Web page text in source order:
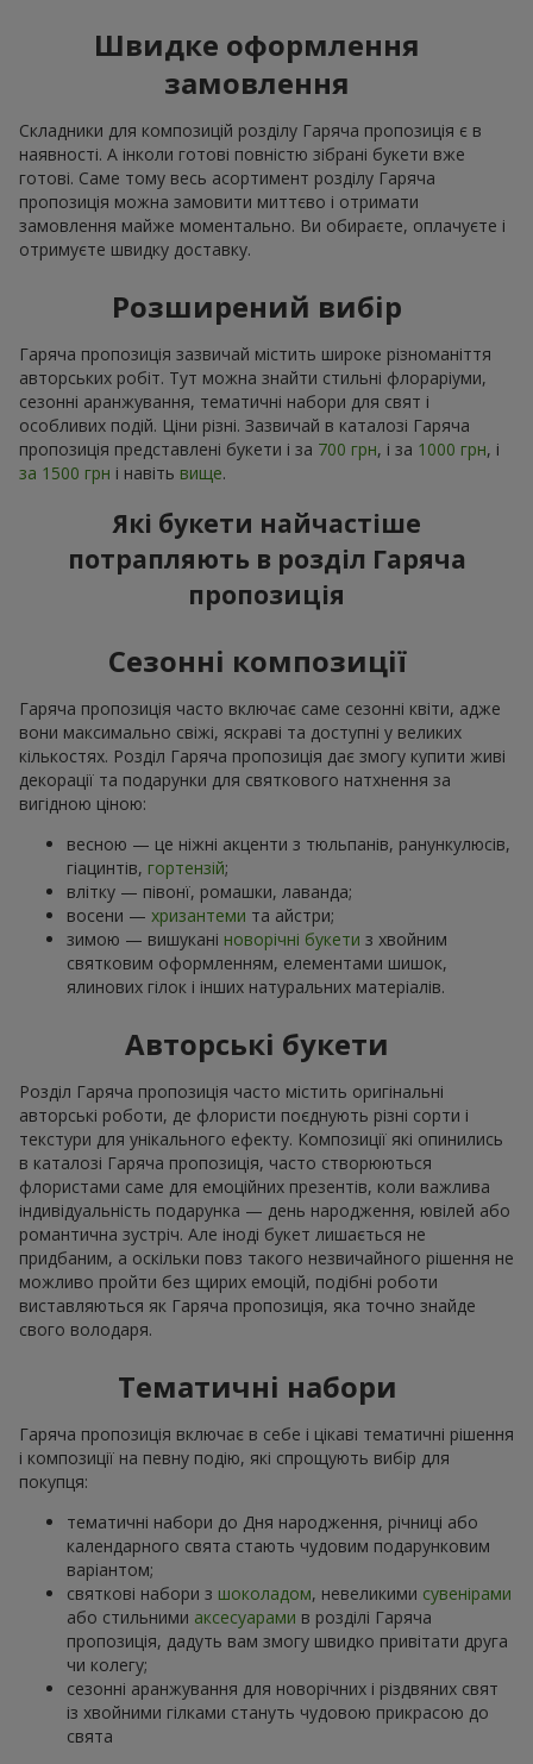
Швидке оформлення
замовлення
Складники для композицій розділу Гаряча пропозиція є в
наявності. А інколи готові повністю зібрані букети вже
готові. Саме тому весь асортимент розділу Гаряча
пропозиція можна замовити миттєво і отримати
замовлення майже моментально. Ви обираєте, оплачуєте і
отримуєте швидку доставку.
Розширений вибір
Гаряча пропозиція зазвичай містить широке різноманіття
авторських робіт. Тут можна знайти стильні флораріуми,
сезонні аранжування, тематичні набори для свят і
особливих подій. Ціни різні. Зазвичай в каталозі Гаряча
пропозиція представлені букети і за 700 грн, і за 1000 грн, і
за 1500 грн і навіть вище.
Які букети найчастіше
потрапляють в розділ Гаряча
пропозиція
Сезонні композиції
Гаряча пропозиція часто включає саме сезонні квіти, адже
вони максимально свіжі, яскраві та доступні у великих
кількостях. Розділ Гаряча пропозиція дає змогу купити живі
декорації та подарунки для святкового натхнення за
вигідною ціною:
весною — це ніжні акценти з тюльпанів, ранункулюсів,
гіацинтів, гортензій;
влітку — півонї, ромашки, лаванда;
восени — хризантеми та айстри;
зимою — вишукані новорічні букети з хвойним
святковим оформленням, елементами шишок,
ялинових гілок і інших натуральних матеріалів.
Авторські букети
Розділ Гаряча пропозиція часто містить оригінальні
авторські роботи, де флористи поєднують різні сорти і
текстури для унікального ефекту. Композиції які опинились
в каталозі Гаряча пропозиція, часто створюються
флористами саме для емоційних презентів, коли важлива
індивідуальність подарунка — день народження, ювілей або
романтична зустріч. Але іноді букет лишається не
придбаним, а оскільки повз такого незвичайного рішення не
можливо пройти без щирих емоцій, подібні роботи
виставляються як Гаряча пропозиція, яка точно знайде
свого володаря.
Тематичні набори
Гаряча пропозиція включає в себе і цікаві тематичні рішення
і композиції на певну подію, які спрощують вибір для
покупця:
тематичні набори до Дня народження, річниці або
календарного свята стають чудовим подарунковим
варіантом;
святкові набори з шоколадом, невеликими сувенірами
або стильними аксесуарами в розділі Гаряча
пропозиція, дадуть вам змогу швидко привітати друга
чи колегу;
сезонні аранжування для новорічних і різдвяних свят
із хвойними гілками стануть чудовою прикрасою до
свята